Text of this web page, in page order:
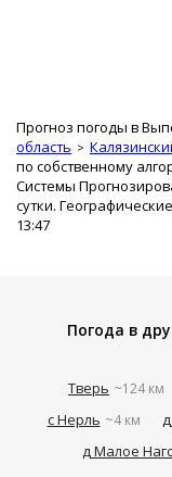
Прогноз погоды в
область
по собственному
Системы
сутки.
13:47
Погода в
Тверь ~124 км
с Нерль ~4 км
д Малое